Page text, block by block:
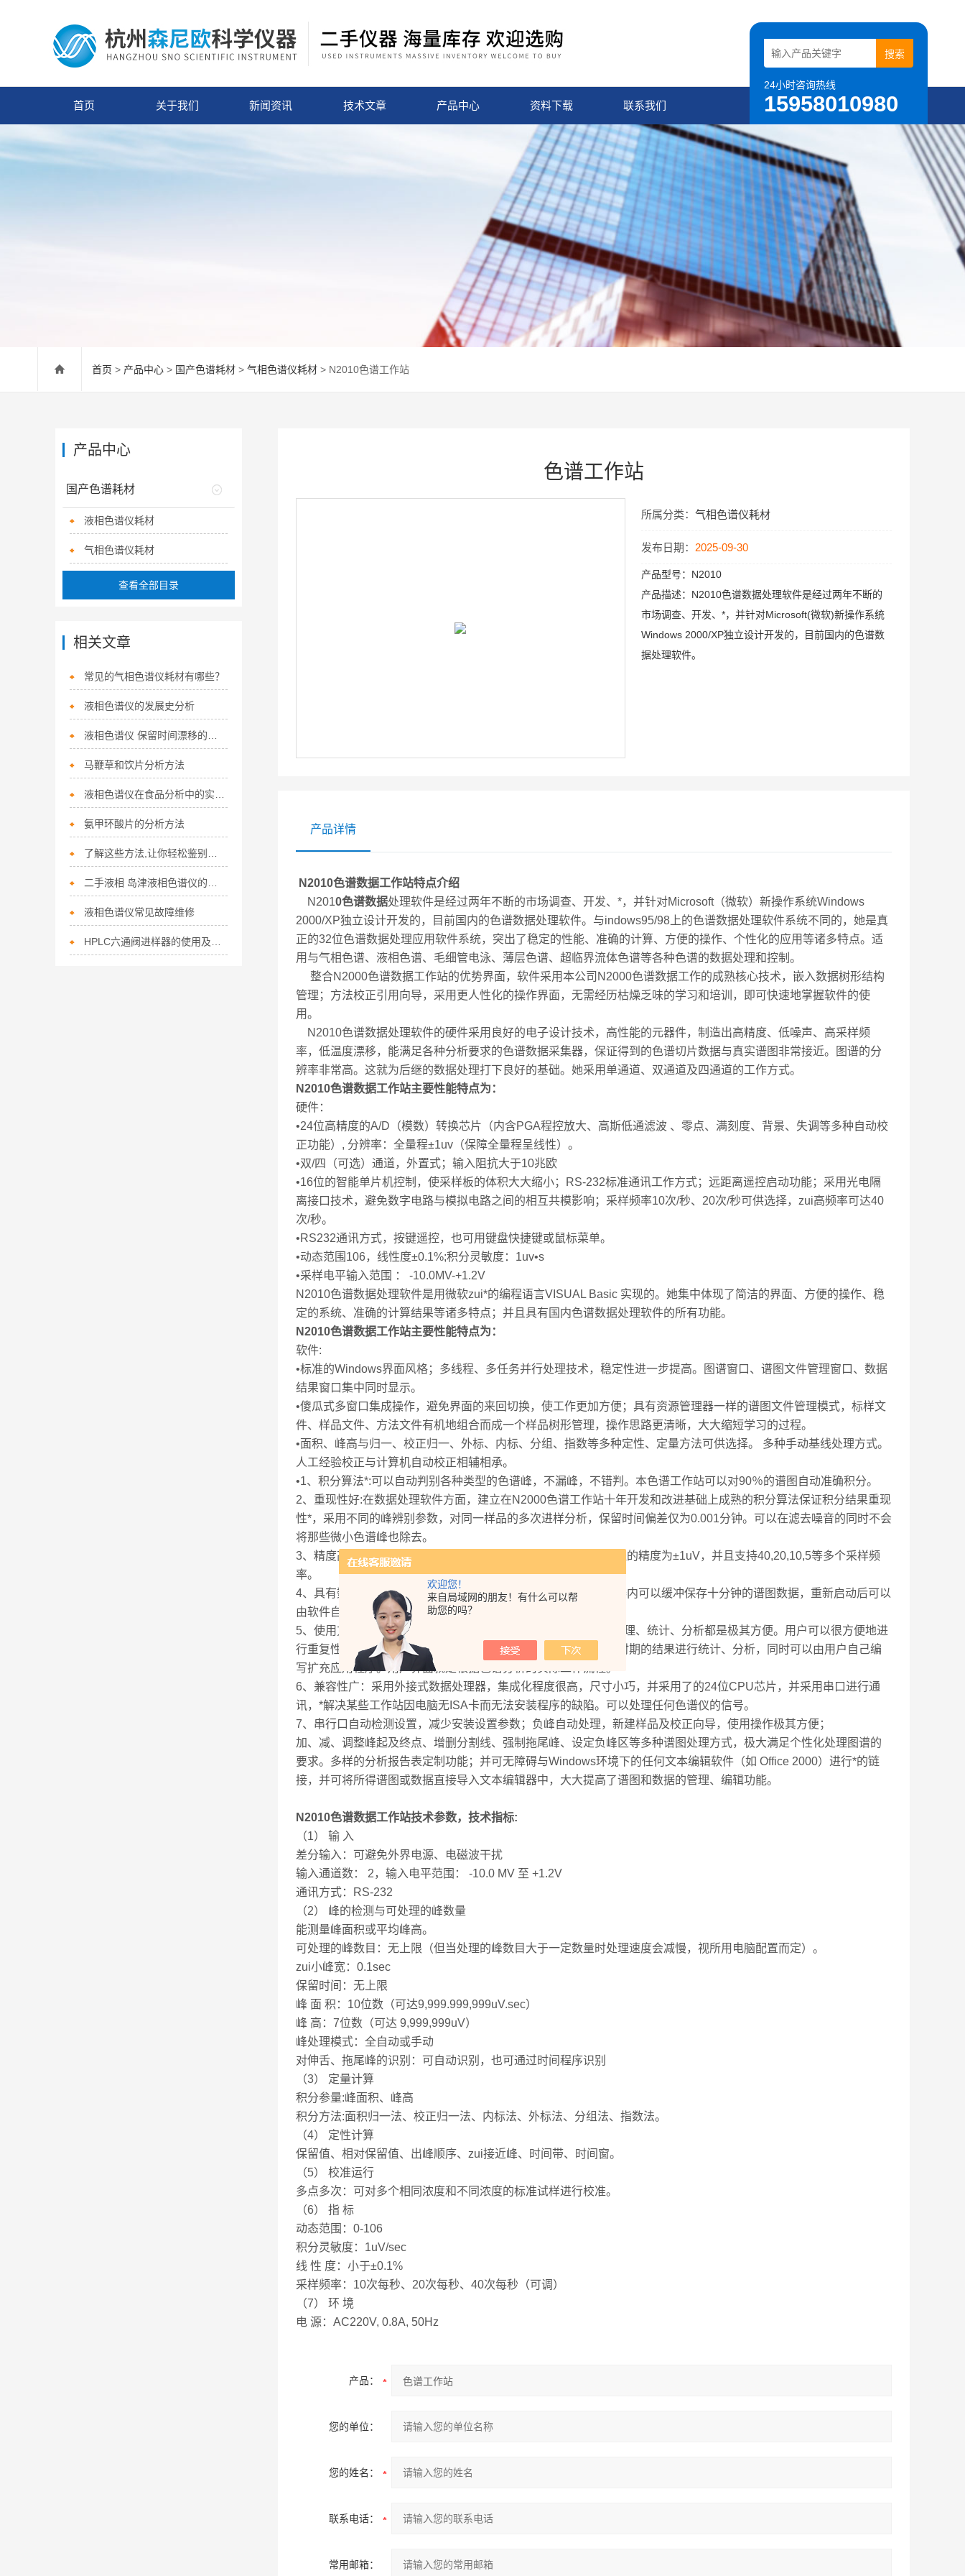
欢迎您！
来自局域网的朋友！有什么可以帮
助您的吗？
24小时咨询热线
15958010980
首页 关于我们 新闻资讯 技术文章 产品中心 资料下载 联系我们
首页 > 产品中心 > 国产色谱耗材 > 气相色谱仪耗材 > N2010色谱工作站
色谱工作站
所属分类：气相色谱仪耗材
发布日期： 2025-09-30
产品型号： N2010
产品描述： N2010色谱数据处理软件是经过两年不断的
市场调查、开发、*，并针对Microsoft(微软)新操作系统
Windows 2000/XP独立设计开发的，目前国内的色谱数
据处理软件。
产品详情
N2010色谱数据工作站特点介绍
N2010色谱数据处理软件是经过两年不断的市场调查、开发、*，并针对Microsoft（微软）新操作系统Windows
2000/XP独立设计开发的，目前国内的色谱数据处理软件。与indows95/98上的色谱数据处理软件系统不同的，她是真
正的32位色谱数据处理应用软件系统，突出了稳定的性能、准确的计算、方便的操作、个性化的应用等诸多特点。适
用与气相色谱、液相色谱、毛细管电泳、薄层色谱、超临界流体色谱等各种色谱的数据处理和控制。
整合N2000色谱数据工作站的优势界面，软件采用本公司N2000色谱数据工作的成熟核心技术，嵌入数据树形结构
管理；方法校正引用向导，采用更人性化的操作界面，无需经历枯燥乏味的学习和培训，即可快速地掌握软件的使
用。
N2010色谱数据处理软件的硬件采用良好的电子设计技术，高性能的元器件，制造出高精度、低噪声、高采样频
率，低温度漂移，能满足各种分析要求的色谱数据采集器，保证得到的色谱切片数据与真实谱图非常接近。图谱的分
辨率非常高。这就为后继的数据处理打下良好的基础。她采用单通道、双通道及四通道的工作方式。
N2010色谱数据工作站主要性能特点为：
硬件：
•24位高精度的A/D（模数）转换芯片（内含PGA程控放大、高斯低通滤波 、零点、满刻度、背景、失调等多种自动校
正功能）, 分辨率：全量程±1uv（保障全量程呈线性）。
•双/四（可选）通道，外置式；输入阻抗大于10兆欧
•16位的智能单片机控制，使采样板的体积大大缩小；RS-232标准通讯工作方式；远距离遥控启动功能；采用光电隔
离接口技术，避免数字电路与模拟电路之间的相互共模影响；采样频率10次/秒、20次/秒可供选择，zui高频率可达40
次/秒。
•RS232通讯方式，按键遥控，也可用键盘快捷键或鼠标菜单。
•动态范围106，线性度±0.1%;积分灵敏度：1uv•s
•采样电平输入范围 ： -10.0MV-+1.2V
N2010色谱数据处理软件是用微软zui*的编程语言VISUAL Basic 实现的。她集中体现了简洁的界面、方便的操作、稳
定的系统、准确的计算结果等诸多特点；并且具有国内色谱数据处理软件的所有功能。
N2010色谱数据工作站主要性能特点为：
软件:
•标准的Windows界面风格；多线程、多任务并行处理技术，稳定性进一步提高。图谱窗口、谱图文件管理窗口、数据
结果窗口集中同时显示。
•傻瓜式多窗口集成操作，避免界面的来回切换，使工作更加方便；具有资源管理器一样的谱图文件管理模式，标样文
件、样品文件、方法文件有机地组合而成一个样品树形管理，操作思路更清晰，大大缩短学习的过程。
•面积、峰高与归一、校正归一、外标、内标、分组、指数等多种定性、定量方法可供选择。 多种手动基线处理方式。
人工经验校正与计算机自动校正相辅相承。
•1、积分算法*:可以自动判别各种类型的色谱峰，不漏峰，不错判。本色谱工作站可以对90％的谱图自动准确积分。
2、重现性好:在数据处理软件方面，建立在N2000色谱工作站十年开发和改进基础上成熟的积分算法保证积分结果重现
性*，采用不同的峰辨别参数，对同一样品的多次进样分析，保留时间偏差仅为0.001分钟。可以在滤去噪音的同时不会
将那些微小色谱峰也除去。
3、精度高:本工作站的数据采集器采用全量程不分段方式，全量程的精度为±1uV，并且支持40,20,10,5等多个采样频
率。
4、具有数据回卷功能:当您的电脑发生意外死机时，在数据采集器内可以缓冲保存十分钟的谱图数据，重新启动后可以
由软件自动恢复回数据，zui大限度地保护您的劳动成果。
5、使用方便，功能*:我们采用了数据库作为支持，功能非常*，处理、统计、分析都是极其方便。用户可以很方便地进
行重复性分析，并将多个平行结果打在同一张纸上，可以对一段时期的结果进行统计、分析，同时可以由用户自己编
写扩充应用程序。用户界面就是根据色谱分析的实际工作流程。
6、兼容性广：采用外接式数据处理器，集成化程度很高，尺寸小巧，并采用了的24位CPU芯片，并采用串口进行通
讯，*解决某些工作站因电脑无ISA卡而无法安装程序的缺陷。可以处理任何色谱仪的信号。
7、串行口自动检测设置，减少安装设置参数；负峰自动处理，新建样品及校正向导，使用操作极其方便；
加、减、调整峰起及终点、增删分割线、强制拖尾峰、设定负峰区等多种谱图处理方式，极大满足个性化处理图谱的
要求。多样的分析报告表定制功能；并可无障碍与Windows环境下的任何文本编辑软件（如 Office 2000）进行*的链
接，并可将所得谱图或数据直接导入文本编辑器中，大大提高了谱图和数据的管理、编辑功能。
N2010色谱数据工作站技术参数，技术指标:
（1） 输 入
差分输入：可避免外界电源、电磁波干扰
输入通道数： 2，输入电平范围： -10.0 MV 至 +1.2V
通讯方式：RS-232
（2） 峰的检测与可处理的峰数量
能测量峰面积或平均峰高。
可处理的峰数目：无上限（但当处理的峰数目大于一定数量时处理速度会减慢，视所用电脑配置而定）。
zui小峰宽：0.1sec
保留时间：无上限
峰 面 积：10位数（可达9,999.999,999uV.sec）
峰 高：7位数（可达 9,999,999uV）
峰处理模式：全自动或手动
对伸舌、拖尾峰的识别：可自动识别，也可通过时间程序识别
（3） 定量计算
积分参量:峰面积、峰高
积分方法:面积归一法、校正归一法、内标法、外标法、分组法、指数法。
（4） 定性计算
保留值、相对保留值、出峰顺序、zui接近峰、时间带、时间窗。
（5） 校准运行
多点多次：可对多个相同浓度和不同浓度的标准试样进行校准。
（6） 指 标
动态范围：0-106
积分灵敏度：1uV/sec
线 性 度：小于±0.1%
采样频率：10次每秒、20次每秒、40次每秒（可调）
（7） 环 境
电 源：AC220V, 0.8A, 50Hz
产品：
您的单位：
您的姓名：
联系电话：
常用邮箱：
产品中心
国产色谱耗材
液相色谱仪耗材
气相色谱仪耗材
查看全部目录
相关文章
常见的气相色谱仪耗材有哪些？
液相色谱仪的发展史分析
马鞭草和饮片分析方法
氨甲环酸片的分析方法
液相色谱仪常见故障维修